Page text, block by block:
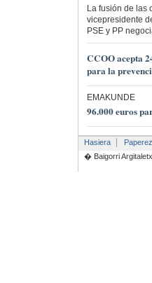
La fusión de las
vicepresidente
PSE y PP
CCOO acepta
para la
EMAKUNDE
96.000 euros
Hasiera
� Baigorri